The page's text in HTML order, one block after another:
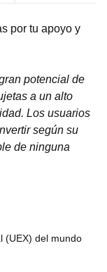
por tu apoyo y
potencial de
a un alto
Los usuarios
según su
de ninguna
(UEX) del mundo